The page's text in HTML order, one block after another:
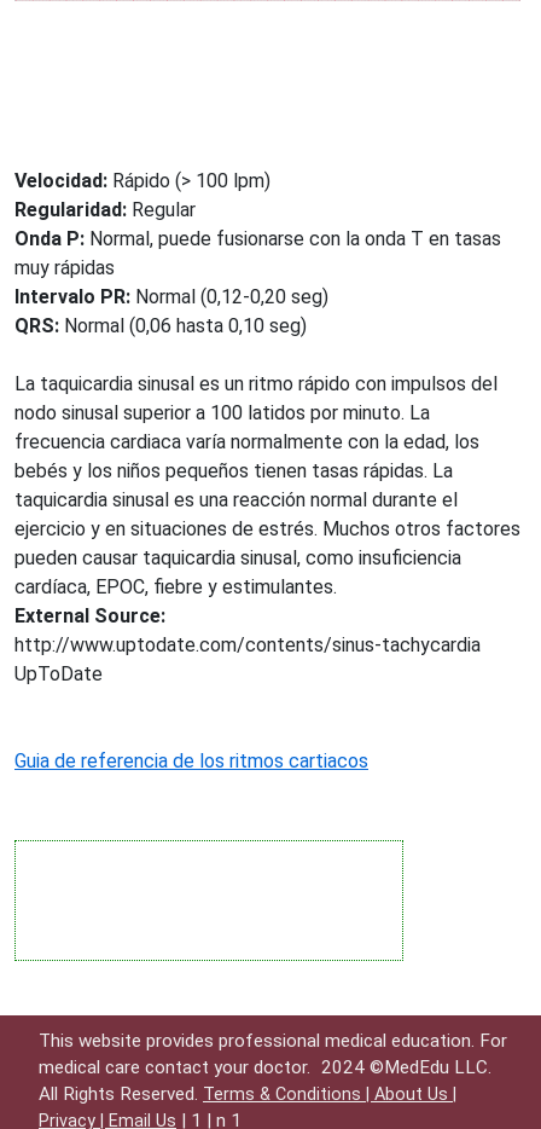
Velocidad: Rápido (> 100 lpm)
Regularidad: Regular
Onda P: Normal, puede fusionarse con la onda T en tasas
muy rápidas
Intervalo PR: Normal (0,12-0,20 seg)
QRS: Normal (0,06 hasta 0,10 seg)
La taquicardia sinusal es un ritmo rápido con impulsos del
nodo sinusal superior a 100 latidos por minuto. La
frecuencia cardiaca varía normalmente con la edad, los
bebés y los niños pequeños tienen tasas rápidas. La
taquicardia sinusal es una reacción normal durante el
ejercicio y en situaciones de estrés. Muchos otros factores
pueden causar taquicardia sinusal, como insuficiencia
cardíaca, EPOC, fiebre y estimulantes.
External Source:
http://www.uptodate.com/contents/sinus-tachycardia
UpToDate
Guia de referencia de los ritmos cartiacos
This website provides professional medical education. For
medical care contact your doctor. 2024 ©MedEdu LLC.
All Rights Reserved. Terms & Conditions | About Us |
Privacy |
Email Us | 1 | n 1